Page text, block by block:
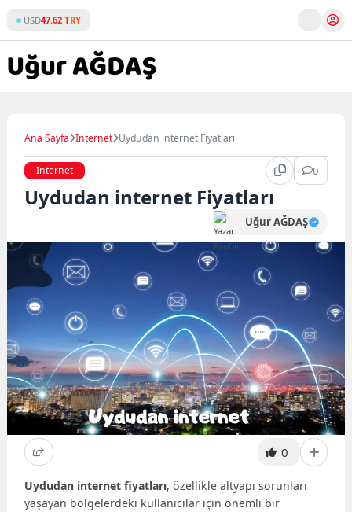
content
USD47.62 TRY
Ana Sayfa Internet Uydudan internet Fiyatları
Internet 0
Uydudan internet Fiyatları
Uğur AĞDAŞ
0
Uydudan internet fiyatları, özellikle altyapı sorunları
yaşayan bölgelerdeki kullanıcılar için önemli bir